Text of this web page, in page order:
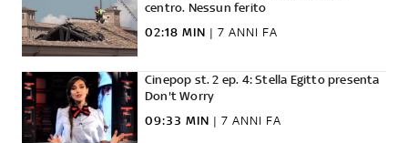
centro. Nessun ferito
02:18 MIN | 7 ANNI FA
Cinepop st. 2 ep. 4: Stella Egitto presenta
Don't Worry
09:33 MIN | 7 ANNI FA